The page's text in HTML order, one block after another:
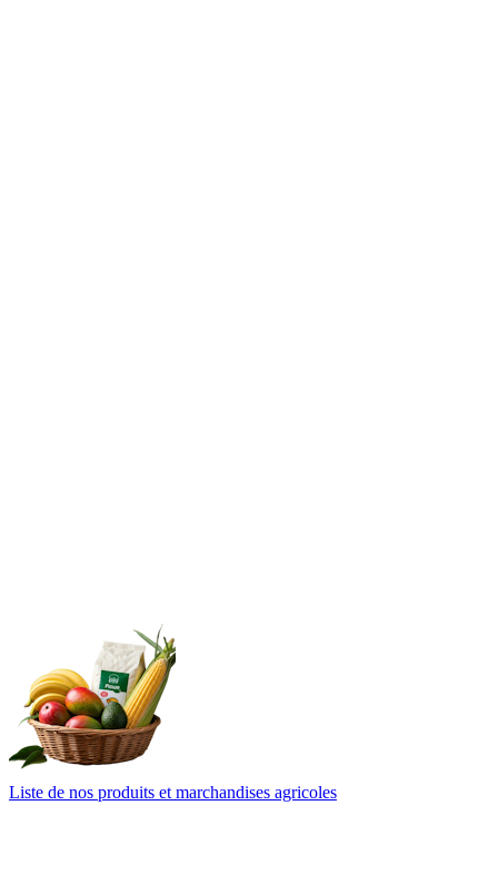
Liste de nos produits et marchandises agricoles